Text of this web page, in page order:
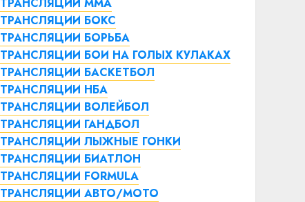
ТРАНСЛЯЦИИ БОКС
ТРАНСЛЯЦИИ БОРЬБА
ТРАНСЛЯЦИИ БОИ НА ГОЛЫХ КУЛАКАХ
ТРАНСЛЯЦИИ БАСКЕТБОЛ
ТРАНСЛЯЦИИ НБА
ТРАНСЛЯЦИИ ВОЛЕЙБОЛ
ТРАНСЛЯЦИИ ГАНДБОЛ
ТРАНСЛЯЦИИ ЛЫЖНЫЕ ГОНКИ
ТРАНСЛЯЦИИ БИАТЛОН
ТРАНСЛЯЦИИ FORMULA
ТРАНСЛЯЦИИ АВТО/МОТО